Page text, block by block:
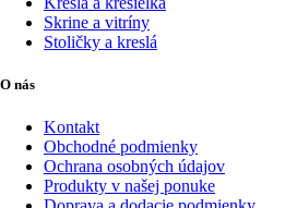
Skrine a vitríny
Stoličky a kreslá
O nás
Kontakt
Obchodné podmienky
Ochrana osobných údajov
Produkty v našej ponuke